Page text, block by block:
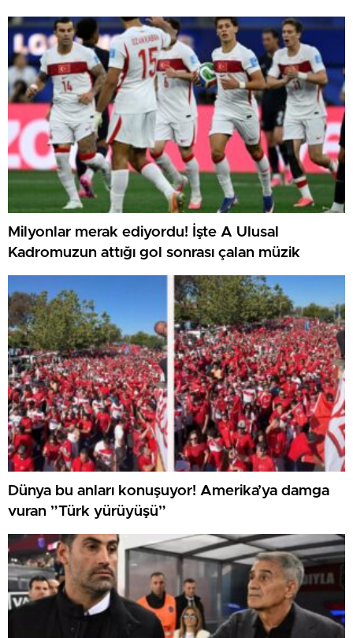
Milyonlar merak ediyordu! İşte A Ulusal
Kadromuzun attığı gol sonrası çalan müzik
Dünya bu anları konuşuyor! Amerika’ya damga
vuran ”Türk yürüyüşü”